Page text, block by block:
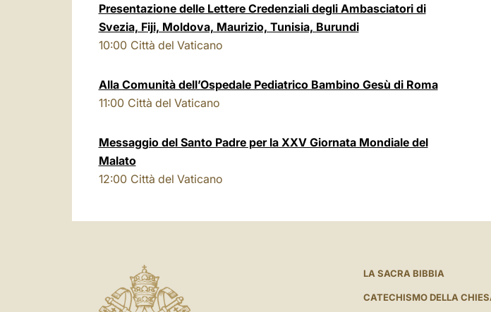
Presentazione delle Lettere Credenziali degli Ambasciatori di
Svezia, Fiji, Moldova, Maurizio, Tunisia, Burundi
10:00 Città del Vaticano
Alla Comunità dell’Ospedale Pediatrico Bambino Gesù di Roma
11:00 Città del Vaticano
Messaggio del Santo Padre per la XXV Giornata Mondiale del
Malato
12:00 Città del Vaticano
LA SACRA BIBBIA
CATECHISMO DELLA